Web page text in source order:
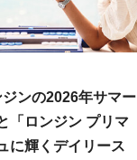
ンの2026年サマー
「ロンジン プリマ
に輝くデイリース